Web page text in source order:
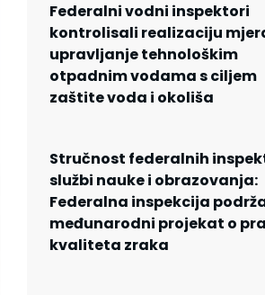
Federalni vodni inspektori
kontrolisali realizaciju
upravljanje tehnološkim
otpadnim vodama s ciljem
zaštite voda i okoliša
Stručnost federalnih
službi nauke i obrazovanja:
Federalna inspekcija
međunarodni projekat o
kvaliteta zraka